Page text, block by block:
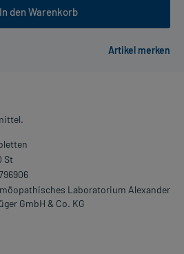
In den Warenkorb
St
Laboratorium Alexander
GmbH & Co. KG